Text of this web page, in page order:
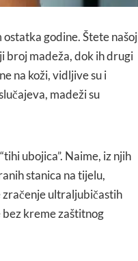
godine. Štete našoj
broj madeža, dok ih drugi
na koži, vidljive su i
madeži su
ubojica”. Naime, iz njih
stanica na tijelu,
zračenje ultraljubičastih
kreme zaštitnog